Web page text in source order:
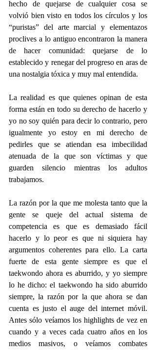
hecho de quejarse de cualquier cosa se
volvió bien visto en todos los círculos y los
“puristas” del arte marcial y elementazos
proclives a lo antiguo encontraron la manera
de hacer comunidad: quejarse de lo
establecido y renegar del progreso en aras de
una nostalgia tóxica y muy mal entendida.
La realidad es que quienes opinan de esta
forma están en todo su derecho de hacerlo y
yo no soy quién para decir lo contrario, pero
igualmente yo estoy en mi derecho de
pedirles que se atiendan esa imbecilidad
atenuada de la que son víctimas y que
guarden silencio mientras los adultos
trabajamos.
La razón por la que me molesta tanto que la
gente se queje del actual sistema de
competencia es que es demasiado fácil
hacerlo y lo peor es que ni siquiera hay
argumentos coherentes para ello. La carta
fuerte de esta gente siempre es que el
taekwondo ahora es aburrido, y yo siempre
lo he dicho: el taekwondo ha sido aburrido
siempre, la razón por la que ahora se dan
cuenta es justo el auge del internet móvil.
Antes sólo veíamos los highlights de vez en
cuando y a veces cada cuatro años en los
medios masivos, o veíamos combates